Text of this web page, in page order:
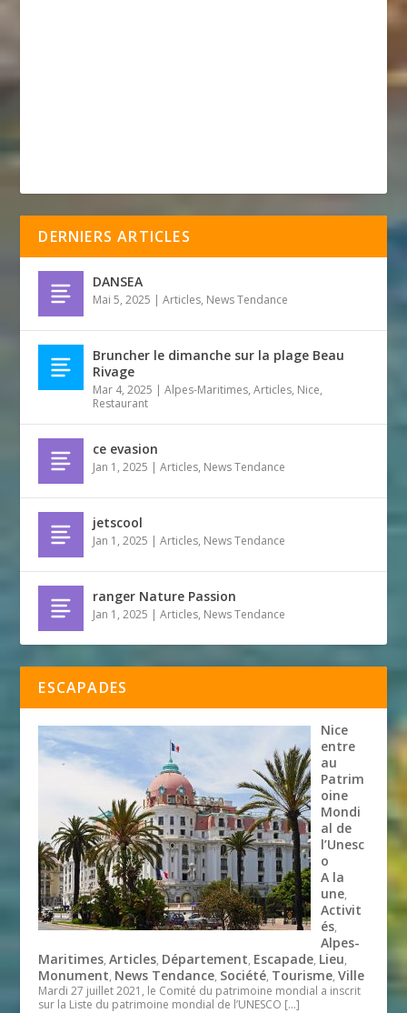
DERNIERS ARTICLES
DANSEA
Mai 5, 2025 |Articles, News Tendance
Bruncher le dimanche sur la plage Beau
Rivage
Mar 4, 2025 |Alpes-Maritimes,Articles, Nice,
Restaurant
ce evasion
Jan 1, 2025 |Articles, News Tendance
jetscool
Jan 1, 2025 |Articles, News Tendance
ranger Nature Passion
Jan 1, 2025 |Articles, News Tendance
ESCAPADES
Nice
entre
au
Patrim
oine
Mondi
al de
l’Unesc
o
A la
une,
Activit
és,
Alpes-
Maritimes,Articles, Département, Escapade, Lieu,
Monument, News Tendance, Société, Tourisme,Ville
Mardi 27 juillet 2021, le Comité du patrimoine mondial a inscrit
sur la Liste du patrimoine mondial de l’UNESCO […]